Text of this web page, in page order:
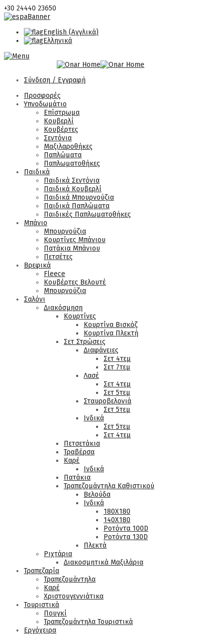
+30 24440 23650
English (Αγγλικά)
Ελληνικά
Σύνδεση / Εγγραφή
Προσφορές
Υπνοδωμάτιο
Επίστρωμα
Κουβερλί
Κουβέρτες
Σεντόνια
Μαξιλαροθήκες
Παπλώματα
Παπλωματοθήκες
Παιδικά
Παιδικά Σεντόνια
Παιδικά Κουβερλί
Παιδικά Μπουρνούζια
Παιδικά Παπλώματα
Παιδικές Παπλωματοθήκες
Μπάνιο
Μπουρνούζια
Κουρτίνες Μπάνιου
Πατάκια Μπάνιου
Πετσέτες
Βρεφικά
Fleece
Κουβέρτες Βελουτέ
Μπουρνούζια
Σαλόνι
Διακόσμηση
Κουρτίνες
Κουρτίνα Βισκόζ
Κουρτίνα Πλεκτή
Σετ Στρώσεις
Διαφάνειες
Σετ 4τεμ
Σετ 7τεμ
Λασέ
Σετ 4τεμ
Σετ 5τεμ
Σταυροβελονιά
Σετ 5τεμ
Ινδικά
Σετ 5τεμ
Σετ 4τεμ
Πετσετάκια
Τραβέρσα
Καρέ
Ινδικά
Πατάκια
Τραπεζομάντηλα Καθιστικού
Βελούδα
Ινδικά
180Χ180
140Χ180
Ροτόντα 100D
Ροτόντα 130D
Πλεκτά
Ριχτάρια
Διακοσμητικά Μαξιλάρια
Τραπεζαρία
Τραπεζομάντηλα
Καρέ
Χριστουγεννιάτικα
Τουριστικά
Πουγκί
Τραπεζομάντηλα Τουριστικά
Εργόχειρα